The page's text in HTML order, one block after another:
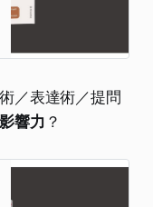
／表達術／提問
響力 ？